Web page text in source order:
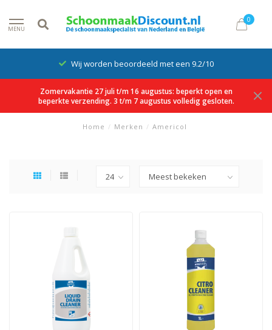
MENU
0
Wij worden beoordeeld met een 9.2/10
Zomervakantie 27 juli t/m 16 augustus: beperkt open en
beperkte verzending. 3 t/m 7 augustus volledig gesloten.
Home / Merken / Americol